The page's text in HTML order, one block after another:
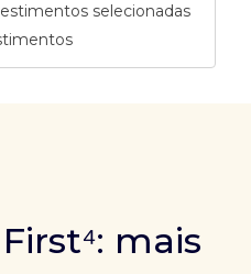
selecionadas
mais